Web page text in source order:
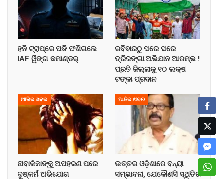
ହନି ଟ୍ରାପ୍‌ରେ ପଡି ଫଶିଗଲେ
IAF ୱିଙ୍ଗ କମାଣ୍ଡର୍
ରବିବାରଠୁ ଘରେ ଘରେ
ତ୍ରିରଙ୍ଗା ଅଭିଯାନ ଆରମ୍ଭ !
ପ୍ରତି ଜିଲ୍ଲାକୁ ୧୦ ଲକ୍ଷ
ଟଙ୍କା ପ୍ରଦାନ
ଆଜିର ଖବର
ନାବାଳିକାଙ୍କୁ ଅପହରଣ ପରେ
ଦୁଷ୍କର୍ମ ଅଭିଯୋଗ
ଆଜିର ଖବର
ଉତ୍ତର ଓଡ଼ିଶାରେ ବନ୍ୟା
ସମ୍ଭାବନା, ଯେକୌଣସି ସ୍ଥିତିର